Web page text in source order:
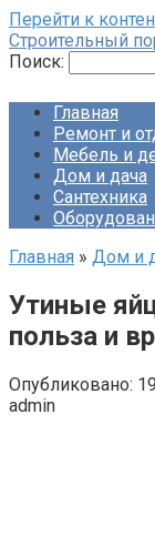
Перейти к
Строительный
Поиск:
Главная
Ремонт и
Мебель и
Дом и дача
Сантехника
Главная » Дом и
Утиные
польза и
Опубликовано:
admin